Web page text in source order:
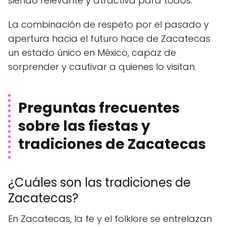
La combinación de respeto por el pasado y
apertura hacia el futuro hace de Zacatecas
un estado único en México, capaz de
sorprender y cautivar a quienes lo visitan.
Preguntas frecuentes
sobre las fiestas y
tradiciones de Zacatecas
¿Cuáles son las tradiciones de
Zacatecas?
En Zacatecas, la fe y el folklore se entrelazan